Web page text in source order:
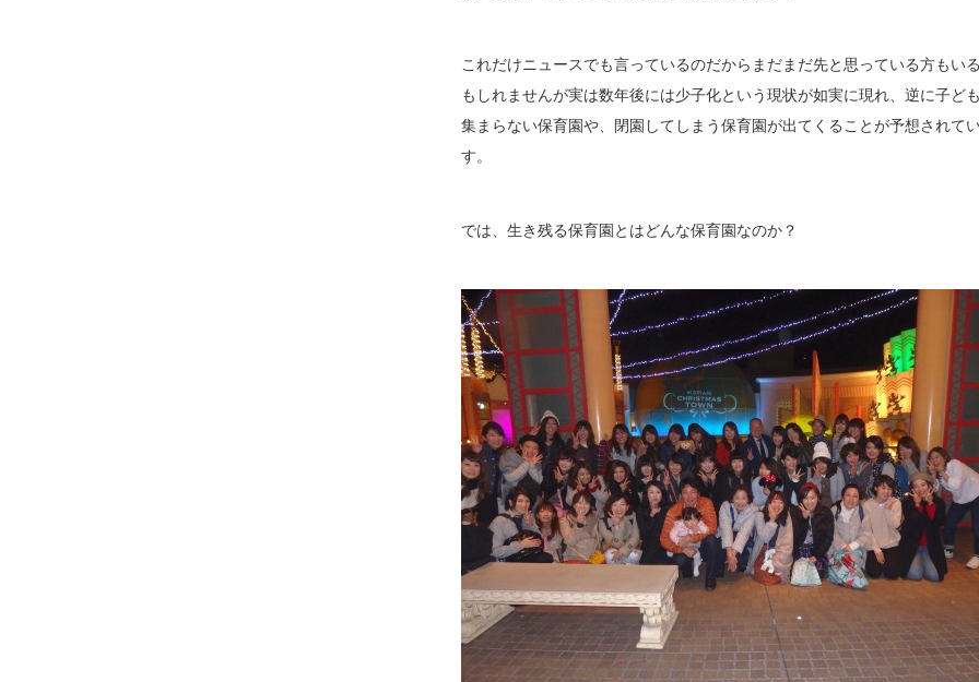
これだけニュースでも言っているのだからまだまだ先と思っている方もい
もしれませんが実は数年後には少子化という現状が如実に現れ、逆に子ど
集まらない保育園や、閉園してしまう保育園が出てくることが予想されて
す。
では、生き残る保育園とはどんな保育園なのか？